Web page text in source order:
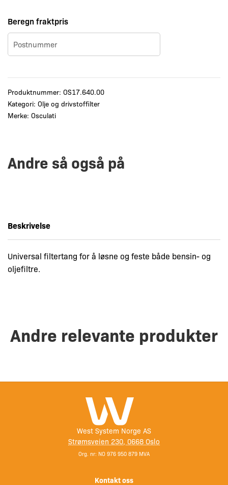
Beregn fraktpris
Produktnummer: OS17.640.00
Kategori: Olje og drivstoffilter
Merke: Osculati
Andre så også på
Beskrivelse
Universal filtertang for å løsne og feste både bensin- og
oljefiltre.
Andre relevante produkter
West System Norge AS
Strømsveien 230, 0668 Oslo
Org. nr: NO 976 950 879 MVA
Kontakt oss